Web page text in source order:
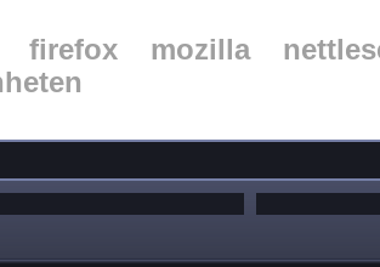
firefox mozilla